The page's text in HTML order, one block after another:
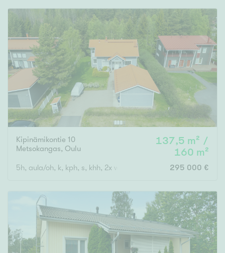
Rakennusvuosi
Uudiskohteet
Vain uudiskohteet Ei uudiskohteita
Arvokohteet
Vain arvokohteet Ei arvokohteita
Hyvä
Välttävä
Kipinämikontie 10
Metsokangas, Oulu
137,5 m² /
160 m²
5h, aula/oh, k, kph, s, khh, 2x wc, ter., parv., vh, var, ak
295 000 €